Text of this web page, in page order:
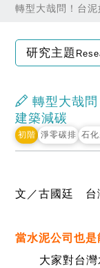
轉型大哉問！台
研究主題
轉型大哉
建築減碳
初階 淨零碳排 石
文／古國廷 台
當水泥公司也是
大家對台灣